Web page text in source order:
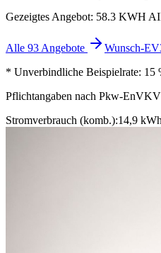
Gezeigtes Angebot: 58.3 KWH
Alle 93 Angebote
Wunsch-
* Unverbindliche Beispielrate: 15
Pflichtangaben nach Pkw-EnVKV
Stromverbrauch (komb.):14,9